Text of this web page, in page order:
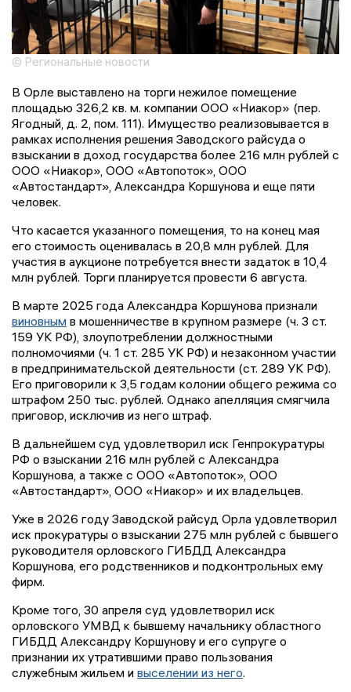
© Региональные новости
В Орле выставлено на торги нежилое помещение
площадью 326,2 кв. м. компании ООО «Ниакор» (пер.
Ягодный, д. 2, пом. 111). Имущество реализовывается в
рамках исполнения решения Заводского райсуда о
взыскании в доход государства более 216 млн рублей с
ООО «Ниакор», ООО «Автопоток», ООО
«Автостандарт», Александра Коршунова и еще пяти
человек.
Что касается указанного помещения, то на конец мая
его стоимость оценивалась в 20,8 млн рублей. Для
участия в аукционе потребуется внести задаток в 10,4
млн рублей. Торги планируется провести 6 августа.
В марте 2025 года Александра Коршунова признали
виновным в мошенничестве в крупном размере (ч. 3 ст.
159 УК РФ), злоупотреблении должностными
полномочиями (ч. 1 ст. 285 УК РФ) и незаконном участии
в предпринимательской деятельности (ст. 289 УК РФ).
Его приговорили к 3,5 годам колонии общего режима со
штрафом 250 тыс. рублей. Однако апелляция смягчила
приговор, исключив из него штраф.
В дальнейшем суд удовлетворил иск Генпрокуратуры
РФ о взыскании 216 млн рублей с Александра
Коршунова, а также с ООО «Автопоток», ООО
«Автостандарт», ООО «Ниакор» и их владельцев.
Уже в 2026 году Заводской райсуд Орла удовлетворил
иск прокуратуры о взыскании 275 млн рублей с бывшего
руководителя орловского ГИБДД Александра
Коршунова, его родственников и подконтрольных ему
фирм.
Кроме того, 30 апреля суд удовлетворил иск
орловского УМВД к бывшему начальнику областного
ГИБДД Александру Коршунову и его супруге о
признании их утратившими право пользования
служебным жильем и выселении из него.